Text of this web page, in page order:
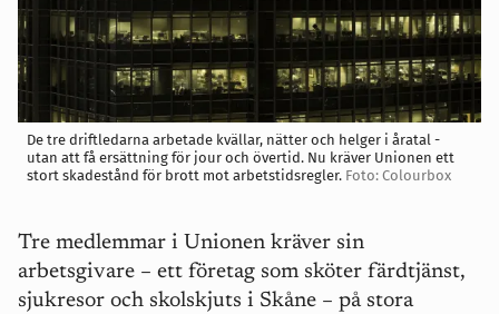
De tre driftledarna arbetade kvällar, nätter och helger i åratal -
utan att få ersättning för jour och övertid. Nu kräver Unionen ett
stort skadestånd för brott mot arbetstidsregler. Foto: Colourbox
Tre medlemmar i Unionen kräver sin
arbetsgivare – ett företag som sköter färdtjänst,
sjukresor och skolskjuts i Skåne – på stora